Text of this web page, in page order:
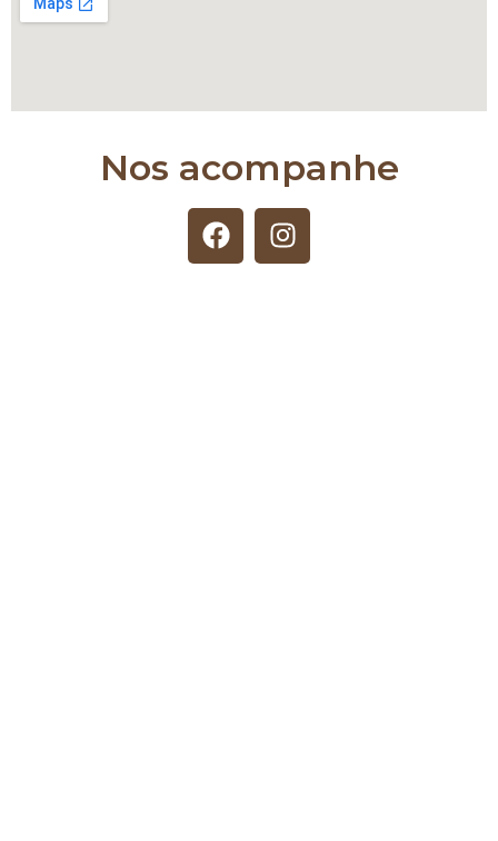
Nos acompanhe